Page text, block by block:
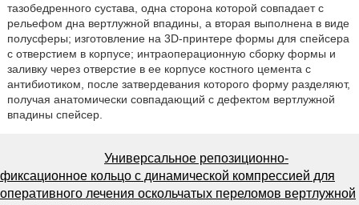
тазобедренного сустава, одна сторона которой совпадает с
рельефом дна вертлужной впадины, а вторая выполнена в виде
полусферы; изготовление на 3D-принтере формы для спейсера
с отверстием в корпусе; интраоперационную сборку формы и
заливку через отверстие в ее корпусе костного цемента с
антибиотиком, после затвердевания которого форму разделяют,
получая анатомически совпадающий с дефектом вертлужной
впадины спейсер.
Универсальное репозиционно-
фиксационное кольцо с динамической компрессией для
оперативного лечения оскольчатых переломов вертлужной